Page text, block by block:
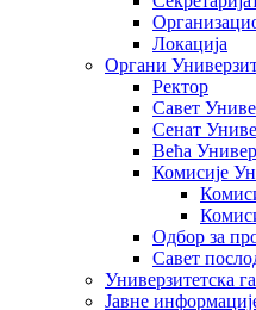
Локација
Органи
Ректор
Савет
Сенат
Већа
Комисије
Одбор за
Савет
Универзитетска
Јавне